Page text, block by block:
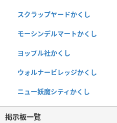
スクラップヤードかくし
モーシンデルマートかくし
ヨップル社かくし
ウォルナービレッジかくし
ニュー妖魔シティかくし
掲示板一覧